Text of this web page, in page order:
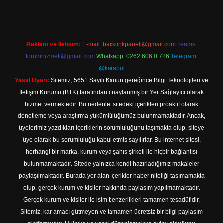
Reklam ve İletişim: E-mail: backlinkpaneli@gmail.com Teams:
forumhizmeti@gmail.com Whatsapp: 0262 606 0 726 Telegram:
@karabul
Yasal Uyarı: Sitemiz, 5651 Sayılı Kanun gereğince Bilgi Teknolojileri ve
İletişim Kurumu (BTK) tarafından onaylanmış bir Yer Sağlayıcı olarak
hizmet vermektedir. Bu nedenle, sitedeki içerikleri proaktif olarak
denetleme veya araştırma yükümlülüğümüz bulunmamaktadır. Ancak,
üyelerimiz yazdıkları içeriklerin sorumluluğunu taşımakta olup, siteye
üye olarak bu sorumluluğu kabul etmiş sayılırlar. Bu internet sitesi,
herhangi bir marka, kurum veya şahıs şirketi ile hiçbir bağlantısı
bulunmamaktadır. Sitede yalnızca kendi hazırladığımız makaleler
paylaşılmaktadır. Burada yer alan içerikler haber niteliği taşımamakta
olup, gerçek kurum ve kişiler hakkında paylaşım yapılmamaktadır.
Gerçek kurum ve kişiler ile isim benzerlikleri tamamen tesadüfidir.
Sitemiz, kar amacı gütmeyen ve tamamen ücretsiz bir bilgi paylaşım